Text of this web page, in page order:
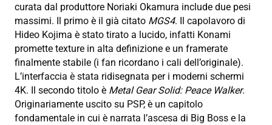
curata dal produttore Noriaki Okamura include due pesi
massimi. Il primo è il già citato MGS4. Il capolavoro di
Hideo Kojima è stato tirato a lucido, infatti Konami
promette texture in alta definizione e un framerate
finalmente stabile (i fan ricordano i cali dell’originale).
L’interfaccia è stata ridisegnata per i moderni schermi
4K. Il secondo titolo è Metal Gear Solid: Peace Walker.
Originariamente uscito su PSP, è un capitolo
fondamentale in cui è narrata l’ascesa di Big Boss e la